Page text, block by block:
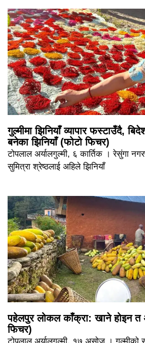
गुल्मीमा झिनियाँ व्यापार फस्टाउँदै,
बनेका झिनियाँ (फोटो फिचर)
टोपलाल अर्यालगुल्मी, ६ कार्तिक । रेसुंगा
सुमित्रा श्रेष्ठलाई अहिले झिनियाँ
पहेलपुर लोकल काँक्रा: खाने होइन त
फिचर)